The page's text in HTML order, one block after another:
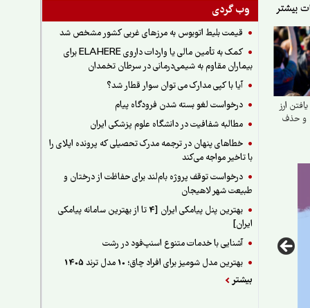
وب گردی
قیمت بلیط اتوبوس به مرزهای غربی کشور مشخص شد
کمک به تأمین مالی یا واردات داروی ELAHERE برای
بیماران مقاوم به شیمی‌درمانی در سرطان تخمدان
آیا با کپی مدارک می توان سوار قطار شد؟
درخواست لغو بسته شدن فرودگاه پیام
مطالبه شفافیت در دانشگاه علوم پزشکی ایران
خطاهای پنهان در ترجمه مدرک تحصیلی که پرونده اپلای را
با تاخیر مواجه می‌کند
درخواست توقف پروژه بام‌لند برای حفاظت از درختان و
طبیعت شهر لاهیجان
بهترین پنل پیامکی ایران [4 تا از بهترین سامانه پیامکی
ایران]
آشنایی با خدمات متنوع اسنپ‌فود در رشت
بهترین مدل شومیز برای افراد چاق؛ 10 مدل ترند 1405
بیشتر
ارز
و حذف